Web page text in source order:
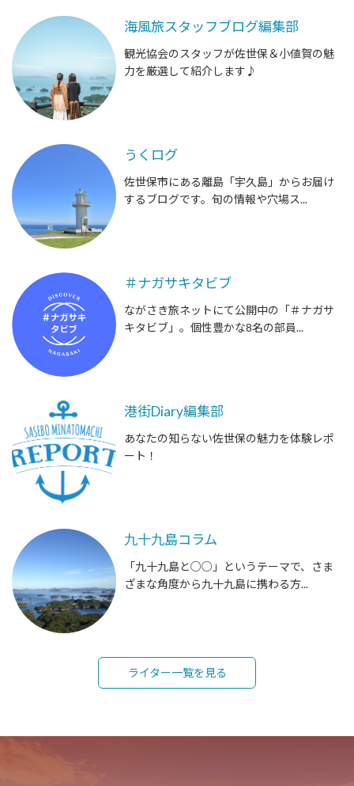
海風旅スタッフブログ編集部
観光協会のスタッフが佐世保＆小値賀の魅
力を厳選して紹介します♪
うくログ
佐世保市にある離島「宇久島」からお届け
するブログです。旬の情報や穴場ス...
＃ナガサキタビブ
ながさき旅ネットにて公開中の「＃ナガサ
キタビブ」。個性豊かな8名の部員...
港街Diary編集部
あなたの知らない佐世保の魅力を体験レポ
ート！
九十九島コラム
「九十九島と○○」というテーマで、さま
ざまな角度から九十九島に携わる方...
ライター一覧を見る